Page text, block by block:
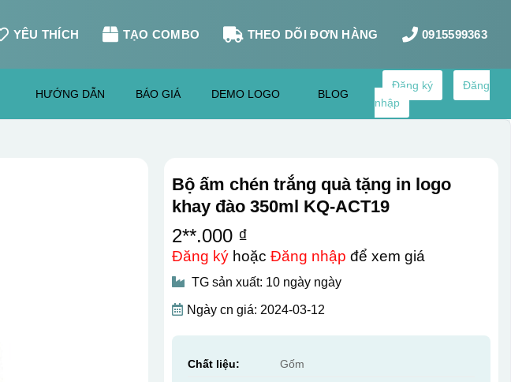
YÊU THÍCH TẠO COMBO THEO DÕI ĐƠN HÀNG 0915599363
HƯỚNG DẪN BÁO GIÁ DEMO LOGO BLOG
Đăng ký
Đăng
nhập
Bộ ấm chén trắng quà tặng in logo
khay đào 350ml KQ-ACT19
2**.000 ₫
Đăng kýhoặc Đăng nhập để xem giá
TG sản xuất: 10 ngày ngày
Ngày cn giá: 2024-03-12
Chất liệu: Gốm